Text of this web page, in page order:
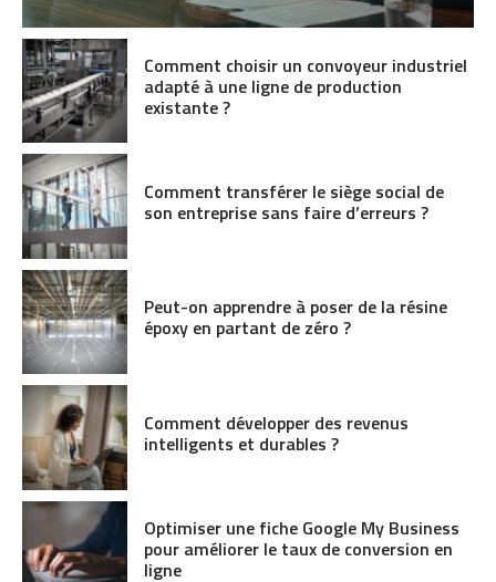
Comment choisir un convoyeur industriel
adapté à une ligne de production
existante ?
Comment transférer le siège social de
son entreprise sans faire d’erreurs ?
Peut-on apprendre à poser de la résine
époxy en partant de zéro ?
Comment développer des revenus
intelligents et durables ?
Optimiser une fiche Google My Business
pour améliorer le taux de conversion en
ligne